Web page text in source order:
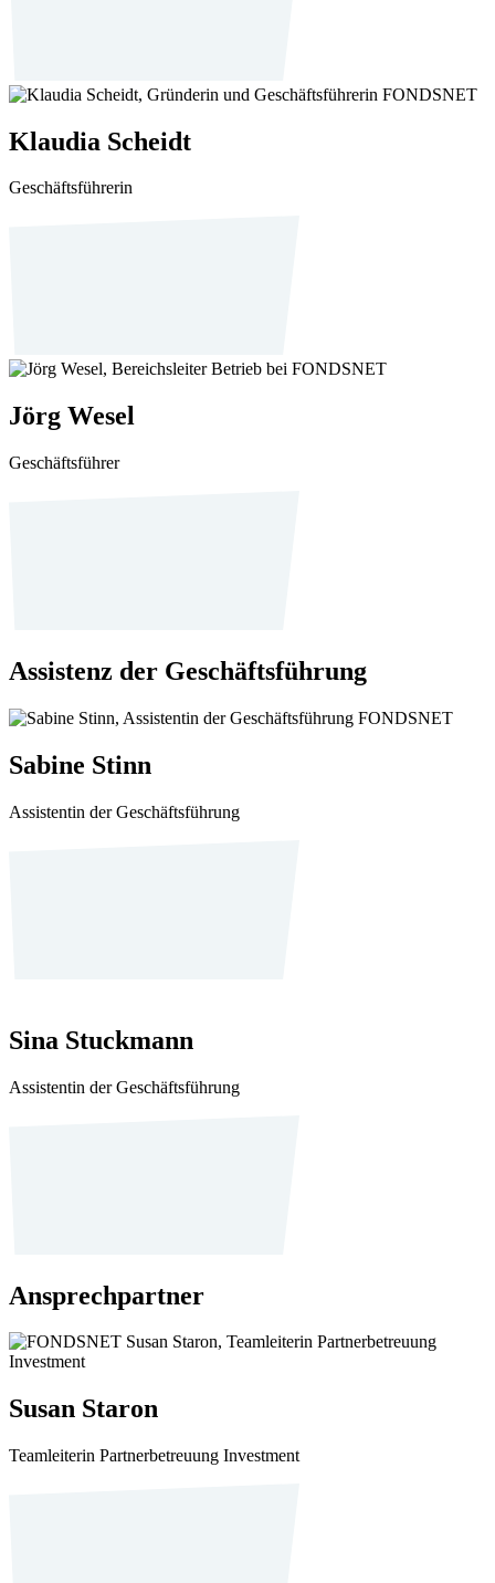
Klaudia Scheidt
Geschäftsführerin
Jörg Wesel
Geschäftsführer
Assistenz der Geschäftsführung
Sabine Stinn
Assistentin der Geschäftsführung
Sina Stuckmann
Assistentin der Geschäftsführung
Ansprechpartner
Susan Staron
Teamleiterin Partnerbetreuung Investment